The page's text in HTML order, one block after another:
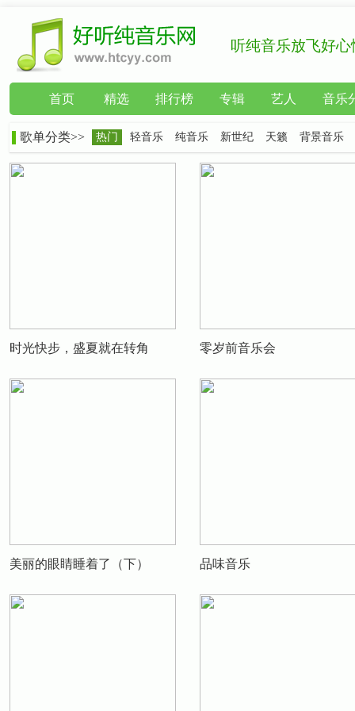
听纯音乐放飞好心
首页 精选 排行榜 专辑 艺人 音乐
歌单分类>> 热门 轻音乐 纯音乐 新世纪 天籁 背景音乐
时光快步，盛夏就在转角 零岁前音乐会
美丽的眼睛睡着了（下） 品味音乐